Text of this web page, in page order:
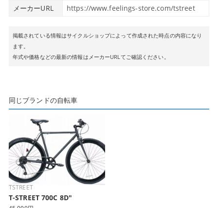
メーカーURL
https://www.feelings-store.com/tstreet
掲載されている情報はサイクルショップによって作成された時点の内容になり
ます。
年式や価格などの最新の情報はメーカーURLてご確認ください。
同じブランドの自転車
TSTREET
T-STREET 700C 8D"